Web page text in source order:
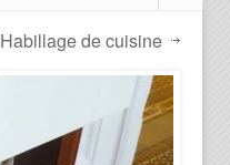
Habillage de cuisine